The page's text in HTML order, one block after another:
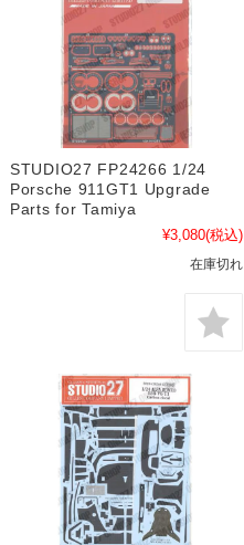
STUDIO27 FP24266 1/24
Porsche 911GT1 Upgrade
Parts for Tamiya
¥3,080(税込)
在庫切れ